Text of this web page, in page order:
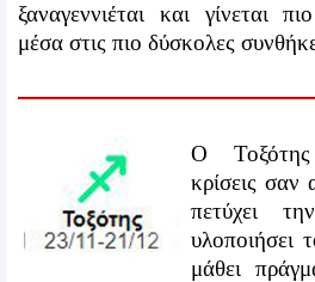
ξαναγεννιέται και γίνεται
μέσα στις πιο δύσκολες
Ο Τοξότης
κρίσεις σαν
πετύχει
υλοποιήσει
μάθει